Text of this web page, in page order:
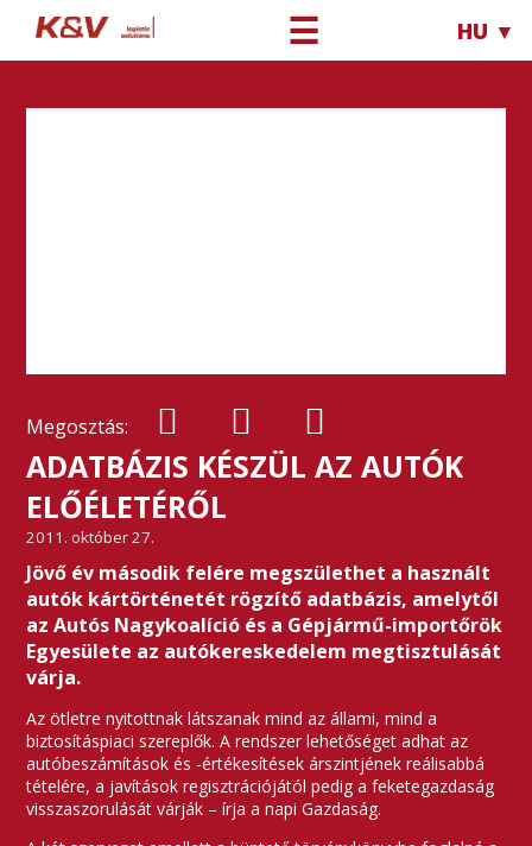
☰ HU ▼
Megosztás:
ADATBÁZIS KÉSZÜL AZ AUTÓK
ELŐÉLETÉRŐL
2011. október 27.
Jövő év második felére megszülethet a használt
autók kártörténetét rögzítő adatbázis, amelytől
az Autós Nagykoalíció és a Gépjármű-importőrök
Egyesülete az autókereskedelem megtisztulását
várja.
Az ötletre nyitottnak látszanak mind az állami, mind a
biztosításpiaci szereplők. A rendszer lehetőséget adhat az
autóbeszámítások és -értékesítések árszintjének reálisabbá
tételére, a javítások regisztrációjától pedig a feketegazdaság
visszaszorulását várják – írja a napi Gazdaság.